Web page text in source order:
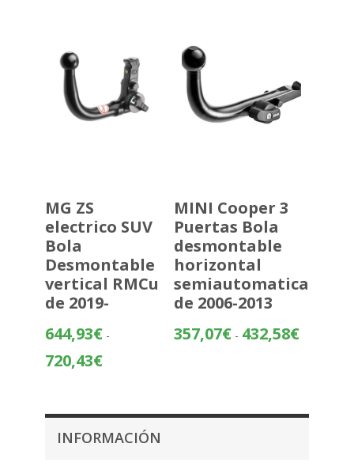
MG ZS
electrico SUV
Bola
Desmontable
vertical RMCu
de 2019-
644,93€ -
720,43€Rango
desde
hasta
MINI Cooper 3
Puertas Bola
desmontable
horizontal
semiautomatica
de 2006-2013
357,07€ - 432,58€Rango
hasta
INFORMACIÓN